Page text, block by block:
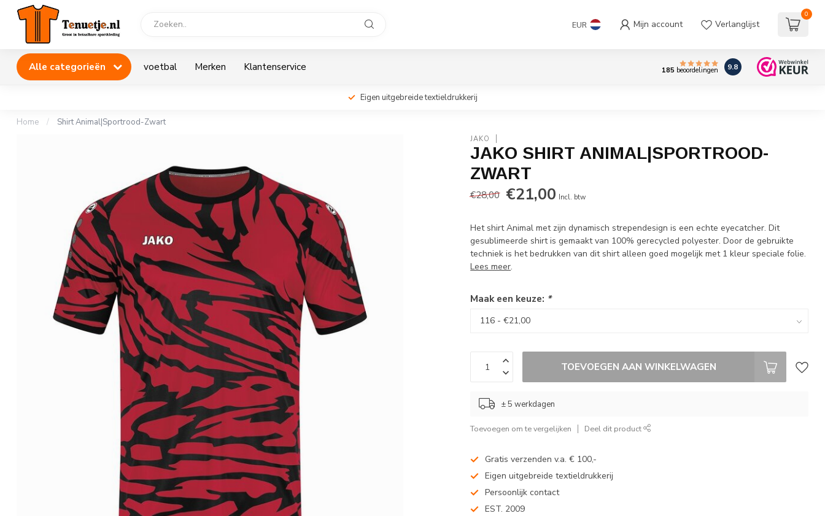
EUR Mijn account Verlanglijst
0
Alle categorieën voetbal Merken Klantenservice 185 beoordelingen 9.8
Eigen uitgebreide textieldrukkerij
Home / Shirt Animal|Sportrood-Zwart
JAKO
JAKO SHIRT ANIMAL|SPORTROOD-
ZWART
€28,00 €21,00 Incl. btw
Het shirt Animal met zijn dynamisch strependesign is een echte eyecatcher. Dit
gesublimeerde shirt is gemaakt van 100% gerecycled polyester. Door de gebruikte
techniek is het bedrukken van dit shirt alleen goed mogelijk met 1 kleur speciale folie.
Lees meer.
Maak een keuze: *
TOEVOEGEN AAN WINKELWAGEN
± 5 werkdagen
Toevoegen om te vergelijken Deel dit product
Gratis verzenden v.a. € 100,-
Eigen uitgebreide textieldrukkerij
Persoonlijk contact
EST. 2009